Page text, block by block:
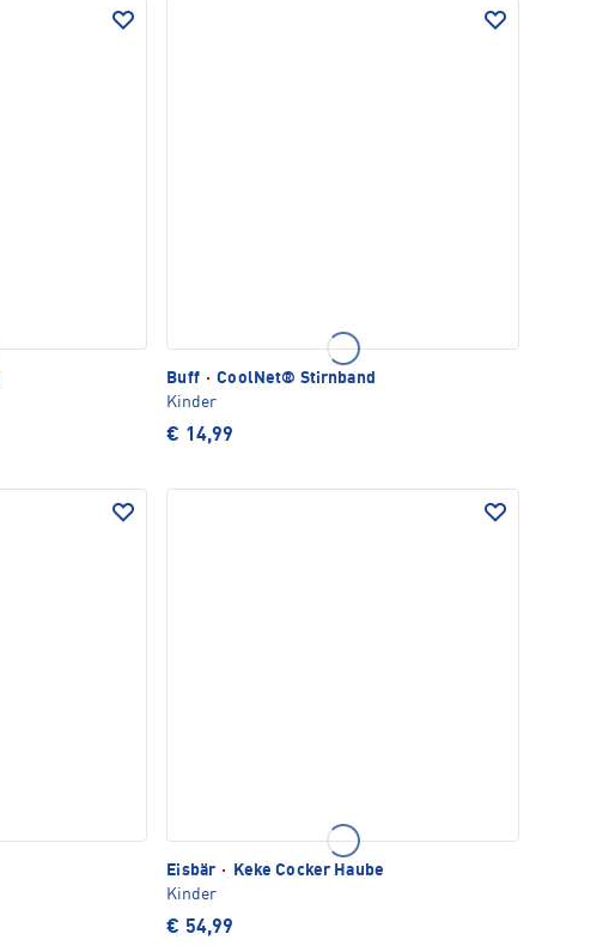
Buff · CoolNet® Stirnband
Kinder
€ 14,99
Eisbär ·
Keke Cocker Haube
Kinder
€ 54,99